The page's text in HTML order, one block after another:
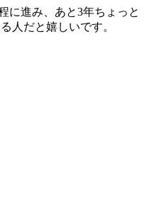
に進み、あと3年ちょっと
人だと嬉しいです。